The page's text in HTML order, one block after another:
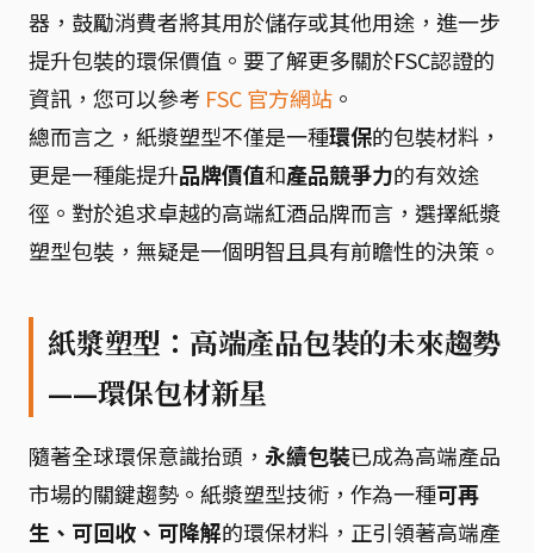
器，鼓勵消費者將其用於儲存或其他用途，進一步
提升包裝的環保價值。要了解更多關於FSC認證的
資訊，您可以參考 FSC 官方網站 。
總而言之，紙漿塑型不僅是一種環保的包裝材料，
更是一種能提升品牌價值和產品競爭力的有效途
徑。對於追求卓越的高端紅酒品牌而言，選擇紙漿
塑型包裝，無疑是一個明智且具有前瞻性的決策。
紙漿塑型：高端產品包裝的未來趨勢
——環保包材新星
隨著全球環保意識抬頭， 永續包裝已成為高端產品
市場的關鍵趨勢。紙漿塑型技術，作為一種可再
生、可回收、可降解的環保材料，正引領著高端產